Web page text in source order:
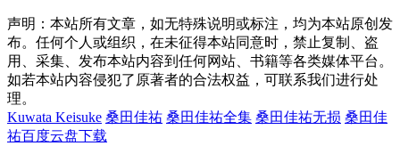
声明：本站所有文章，如无特殊说明或标注，均为本站原创发
布。任何个人或组织，在未征得本站同意时，禁止复制、盗
用、采集、发布本站内容到任何网站、书籍等各类媒体平台。
如若本站内容侵犯了原著者的合法权益，可联系我们进行处
理。
Kuwata Keisuke 桑田佳祐 桑田佳祐全集 桑田佳祐无损 桑田佳
祐百度云盘下载